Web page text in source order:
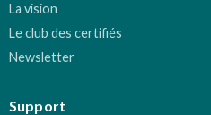
La vision
Le club des certifiés
Newsletter
Support